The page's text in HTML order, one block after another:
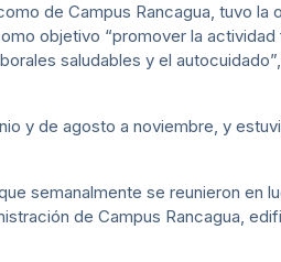
de Campus Rancagua, tuvo
objetivo “promover la
saludables y el
y de agosto a noviembre, y
semanalmente se reunieron
de Campus Rancagua,